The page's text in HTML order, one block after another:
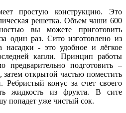
простую конструкцию. Это
решетка. Объем чаши 600
вы можете приготовить
один раз. Сито изготовлено из
- это удобное и лёгкое
капли. Принцип работы
предварительно подготовить –
затем открытой частью поместить
Ребристый конус за счет своего
жидкость из фрукта. В сите
попадет уже чистый сок.